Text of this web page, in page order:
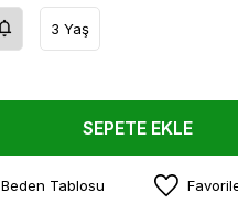
3 Yaş
SEPETE EKLE
Beden Tablosu